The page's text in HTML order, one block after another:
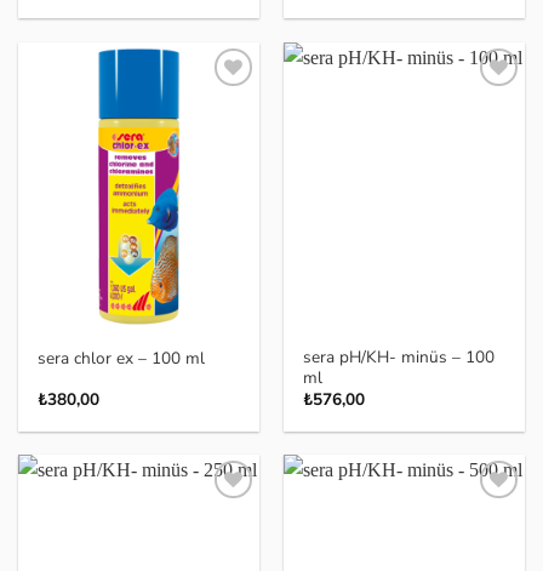
sera chlor ex – 100 ml
₺380,00
sera pH/KH- minüs – 100
ml
₺576,00